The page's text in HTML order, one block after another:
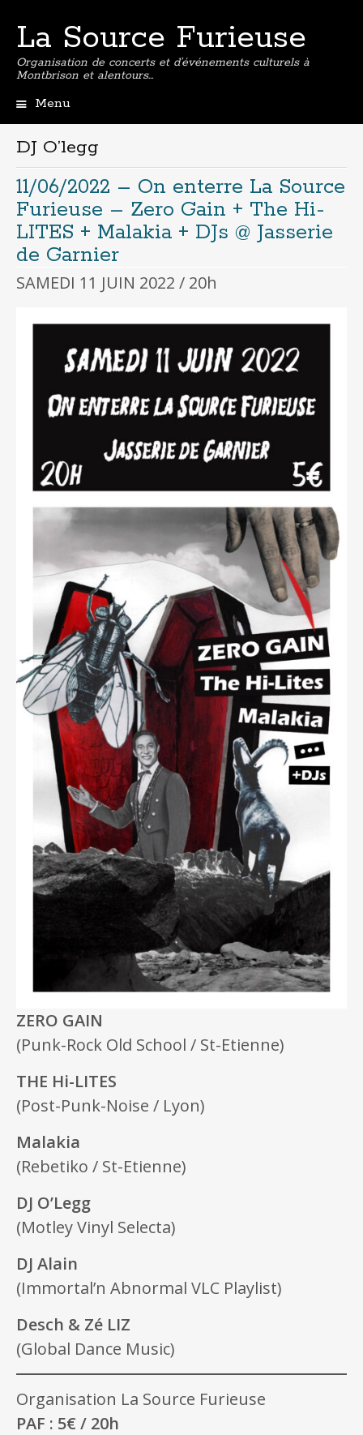
La Source Furieuse
Organisation de concerts et d’événements culturels à
Montbrison et alentours…
Menu
contenu
principal
DJ O’legg
11/06/2022 – On enterre La Source
Furieuse – Zero Gain + The Hi-
LITES + Malakia + DJs @ Jasserie
de Garnier
SAMEDI 11 JUIN 2022 / 20h
ZERO GAIN
(Punk-Rock Old School / St-Etienne)
THE Hi-LITES
(Post-Punk-Noise / Lyon)
Malakia
(Rebetiko / St-Etienne)
DJ O’Legg
(Motley Vinyl Selecta)
DJ Alain
(Immortal’n Abnormal VLC Playlist)
Desch & Zé LIZ
(Global Dance Music)
Organisation La Source Furieuse
PAF : 5€ / 20h